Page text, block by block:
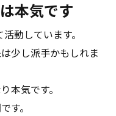
本気です
動しています。
少し派手かもしれま
本気です。
す。